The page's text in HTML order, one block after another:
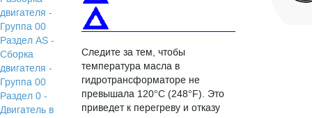
двигателя -
Группа 00
Раздел АS -
Сборка
двигателя -
Группа 00
Раздел 0 -
Двигатель в
Следите за тем, чтобы
температура масла в
гидротрансформаторе не
превышала 120°C (248°F). Это
приведет к перегреву и отказу